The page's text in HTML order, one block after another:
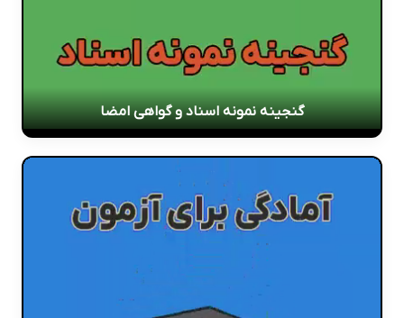
گنجینه نمونه اسناد و گواهی امضا